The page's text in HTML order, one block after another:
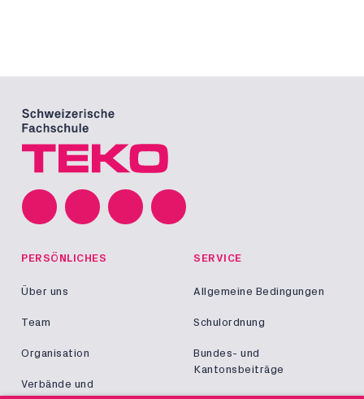
PERSÖNLICHES
Über uns
Team
Organisation
Verbände und
SERVICE
Allgemeine Bedingungen
Schulordnung
Bundes- und
Kantonsbeiträge